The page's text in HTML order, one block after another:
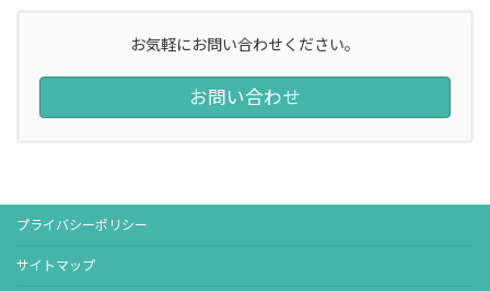
お気軽にお問い合わせください。
お問い合わせ
プライバシーポリシー
サイトマップ